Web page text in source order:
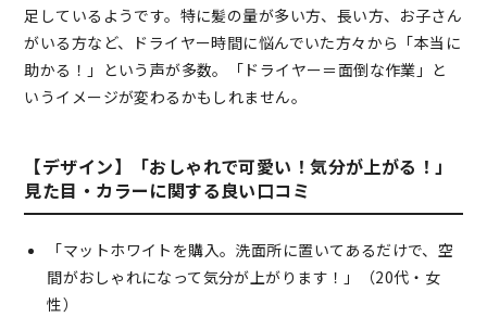
足しているようです。特に髪の量が多い方、長い方、お子さん
がいる方など、ドライヤー時間に悩んでいた方々から「本当に
助かる！」という声が多数。「ドライヤー＝面倒な作業」と
いうイメージが変わるかもしれません。
【デザイン】「おしゃれで可愛い！気分が上がる！」
見た目・カラーに関する良い口コミ
「マットホワイトを購入。洗面所に置いてあるだけで、空
間がおしゃれになって気分が上がります！」（20代・女
性）